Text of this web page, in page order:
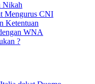
Nikah
Mengurus CNI
Ketentuan
WNA
?